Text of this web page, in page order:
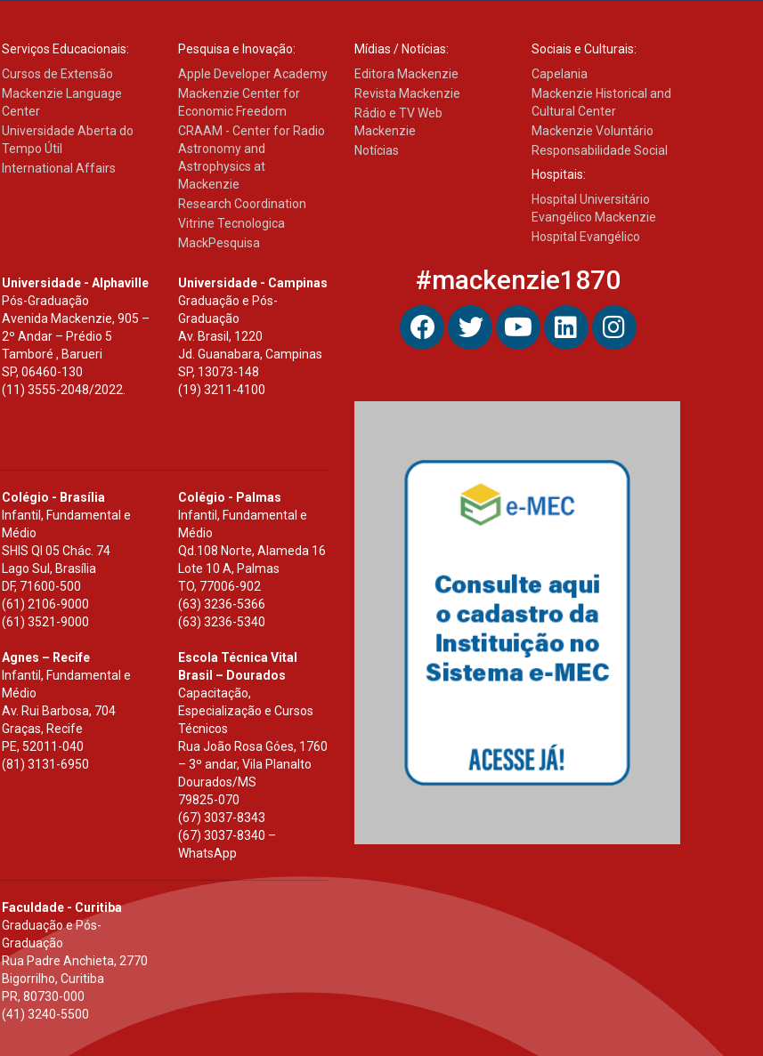
Serviços Educacionais:
Cursos de Extensão
Mackenzie Language
Center
Universidade Aberta do
Tempo Útil
International Affairs
Pesquisa e Inovação:
Apple Developer Academy
Mackenzie Center for
Economic Freedom
CRAAM - Center for Radio
Astronomy and
Astrophysics at
Mackenzie
Research Coordination
Vitrine Tecnologica
MackPesquisa
Mídias / Notícias:
Editora Mackenzie
Revista Mackenzie
Rádio e TV Web
Mackenzie
Notícias
Sociais e Culturais:
Capelania
Mackenzie Historical and
Cultural Center
Mackenzie Voluntário
Responsabilidade Social
Hospitais:
Hospital Universitário
Evangélico Mackenzie
Hospital Evangélico
Universidade - Alphaville
Pós-Graduação
Avenida Mackenzie, 905 –
2º Andar – Prédio 5
Tamboré , Barueri
SP, 06460-130
(11) 3555-2048/2022.
Universidade - Campinas
Graduação e Pós-
Graduação
Av. Brasil, 1220
Jd. Guanabara, Campinas
SP, 13073-148
(19) 3211-4100
Colégio - Brasília
Infantil, Fundamental e
Médio
SHIS Ql 05 Chác. 74
Lago Sul, Brasília
DF, 71600-500
(61) 2106-9000
(61) 3521-9000
Colégio - Palmas
Infantil, Fundamental e
Médio
Qd.108 Norte, Alameda 16
Lote 10 A, Palmas
TO, 77006-902
(63) 3236-5366
(63) 3236-5340
Agnes – Recife
Infantil, Fundamental e
Médio
Av. Rui Barbosa, 704
Graças, Recife
PE, 52011-040
(81) 3131-6950
Escola Técnica Vital
Brasil – Dourados
Capacitação,
Especialização e Cursos
Técnicos
Rua João Rosa Góes, 1760
– 3º andar, Vila Planalto
Dourados/MS
79825-070
(67) 3037-8343
(67) 3037-8340 –
WhatsApp
Faculdade - Curitiba
Graduação e Pós-
Graduação
Rua Padre Anchieta, 2770
Bigorrilho, Curitiba
PR, 80730-000
(41) 3240-5500
#mackenzie1870